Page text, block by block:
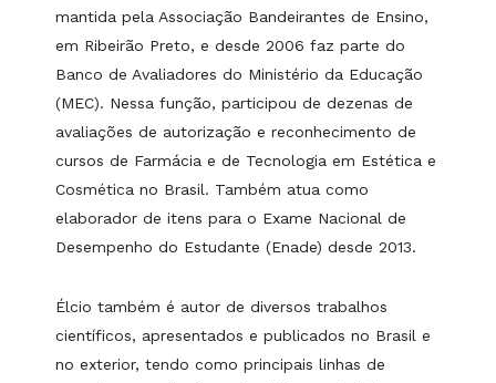
mantida pela Associação Bandeirantes de Ensino,
em Ribeirão Preto, e desde 2006 faz parte do
Banco de Avaliadores do Ministério da Educação
(MEC). Nessa função, participou de dezenas de
avaliações de autorização e reconhecimento de
cursos de Farmácia e de Tecnologia em Estética e
Cosmética no Brasil. Também atua como
elaborador de itens para o Exame Nacional de
Desempenho do Estudante (Enade) desde 2013.
Élcio também é autor de diversos trabalhos
científicos, apresentados e publicados no Brasil e
no exterior, tendo como principais linhas de